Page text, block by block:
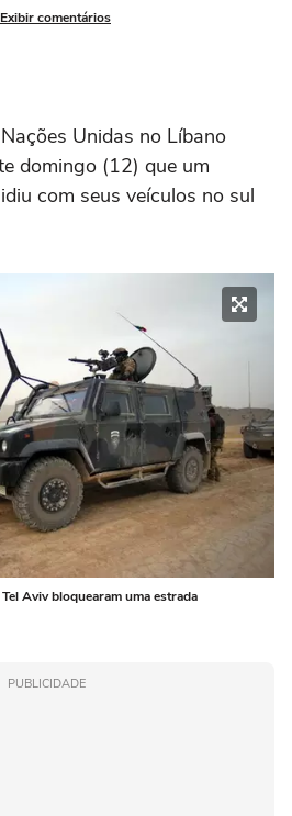
Exibir comentários
Unidas no Líbano
domingo (12) que um
com seus veículos no sul
Aviv bloquearam uma estrada
PUBLICIDADE